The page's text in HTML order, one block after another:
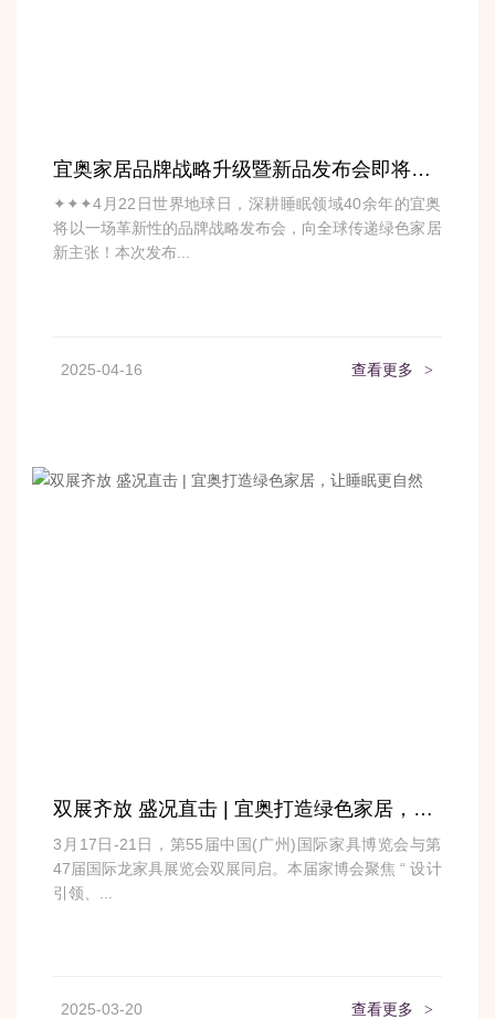
宜奥家居品牌战略升级暨新品发布会即将启幕
✦✦✦4月22日世界地球日，深耕睡眠领域40余年的宜奥
将以一场革新性的品牌战略发布会，向全球传递绿色家居
新主张！本次发布...
2025-04-16 查看更多 >
双展齐放 盛况直击 | 宜奥打造绿色家居，让睡眠更自然
3月17日-21日，第55届中国(广州)国际家具博览会与第
47届国际龙家具展览会双展同启。本届家博会聚焦 “ 设计
引领、...
2025-03-20 查看更多 >